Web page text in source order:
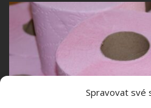
Spravovat své